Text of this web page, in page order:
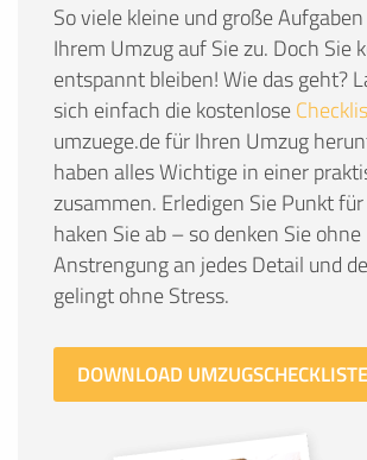
So viele kleine und große
Ihrem Umzug auf Sie zu. Doch Sie
entspannt bleiben! Wie das geht?
sich einfach die kostenlose
umzuege.de für Ihren Umzug
haben alles Wichtige in einer
zusammen. Erledigen Sie Punkt
haken Sie ab – so denken Sie ohne
Anstrengung an jedes Detail und
gelingt ohne Stress.
DOWNLOAD UMZUGSCHECKLISTE